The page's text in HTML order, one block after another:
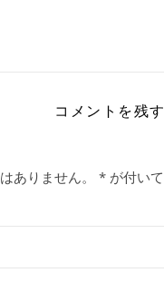
コメントを残す
ありません。 * が付い